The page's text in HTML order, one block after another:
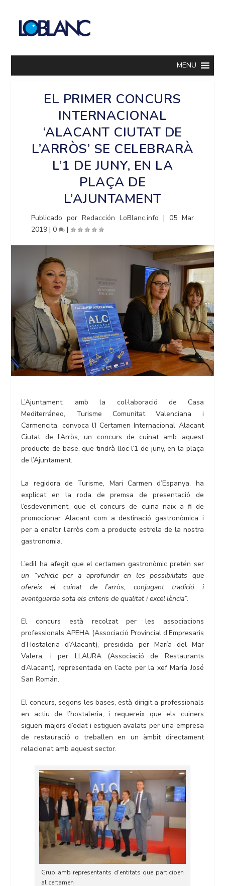
MENU
EL PRIMER CONCURS
INTERNACIONAL
‘ALACANT CIUTAT DE
L’ARRÒS’ SE CELEBRARÀ
L’1 DE JUNY, EN LA
PLAÇA DE
L’AJUNTAMENT
Publicado porRedacción LoBlanc.info | 05 Mar
2019 |0 |
L’Ajuntament, amb la col·laboració de Casa
Mediterráneo, Turisme Comunitat Valenciana i
Carmencita, convoca l’I Certamen Internacional Alacant
Ciutat de l’Arròs, un concurs de cuinat amb aquest
producte de base, que tindrà lloc l’1 de juny, en la plaça
de l’Ajuntament.
La regidora de Turisme, Mari Carmen d’Espanya, ha
explicat en la roda de premsa de presentació de
l’esdeveniment, que el concurs de cuina naix a fi de
promocionar Alacant com a destinació gastronòmica i
per a enaltir l’arròs com a producte estrela de la nostra
gastronomia.
L’edil ha afegit que el certamen gastronòmic pretén ser
un “vehicle per a aprofundir en les possibilitats que
ofereix el cuinat de l’arròs, conjugant tradició i
avantguarda sota els criteris de qualitat i excel·lència”.
El concurs està recolzat per les associacions
professionals APEHA (Associació Provincial d’Empresaris
d’Hostaleria d’Alacant), presidida per María del Mar
Valera, i per LLAURA (Associació de Restaurants
d’Alacant), representada en l’acte per la xef María José
San Román.
El concurs, segons les bases, està dirigit a professionals
en actiu de l’hostaleria, i requereix que els cuiners
siguen majors d’edat i estiguen avalats per una empresa
de restauració o treballen en un àmbit directament
relacionat amb aquest sector.
Grup amb representants d’entitats que participen
al certamen